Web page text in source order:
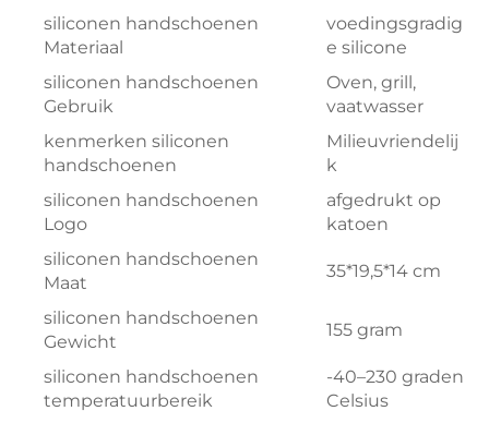
siliconen handschoenen
Materiaal
voedingsgradig
e silicone
siliconen handschoenen
Gebruik
Oven, grill,
vaatwasser
kenmerken siliconen
handschoenen
Milieuvriendelij
k
siliconen handschoenen
Logo
afgedrukt op
katoen
siliconen handschoenen
Maat
35*19,5*14 cm
siliconen handschoenen
Gewicht
155 gram
siliconen handschoenen
temperatuurbereik
-40–230 graden
Celsius